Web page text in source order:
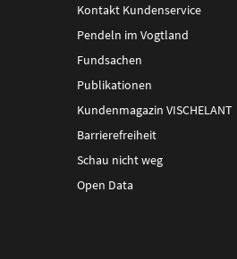
Kontakt Kundenservice
Pendeln im Vogtland
Fundsachen
Publikationen
Kundenmagazin VISCHELANT
Barrierefreiheit
Schau nicht weg
Open Data